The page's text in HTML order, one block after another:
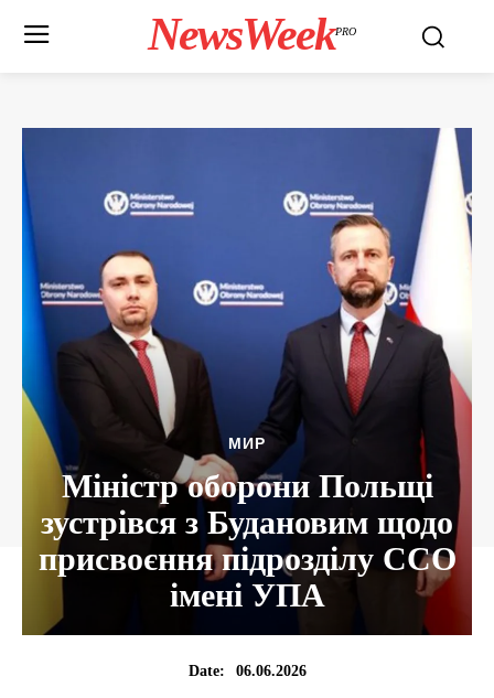
NewsWeekPRO
МИР
Міністр оборони Польщі
зустрівся з Будановим щодо
присвоєння підрозділу ССО
імені УПА
Date: 06.06.2026